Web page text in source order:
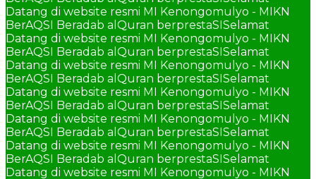
Datang di website resmi MI Kenongomulyo - MIKN
BerAQSI Beradab alQuran berprestaSISelamat
Datang di website resmi MI Kenongomulyo - MIKN
BerAQSI Beradab alQuran berprestaSISelamat
Datang di website resmi MI Kenongomulyo - MIKN
BerAQSI Beradab alQuran berprestaSISelamat
Datang di website resmi MI Kenongomulyo - MIKN
BerAQSI Beradab alQuran berprestaSISelamat
Datang di website resmi MI Kenongomulyo - MIKN
BerAQSI Beradab alQuran berprestaSISelamat
Datang di website resmi MI Kenongomulyo - MIKN
BerAQSI Beradab alQuran berprestaSISelamat
Datang di website resmi MI Kenongomulyo - MIKN